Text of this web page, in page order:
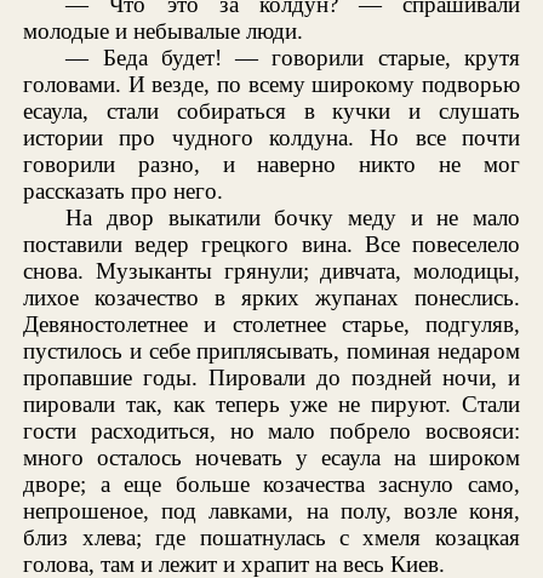
молодые и небывалые люди.
— Беда будет! — говорили старые, крутя
головами. И везде, по всему широкому подворью
есаула, стали собираться в кучки и слушать
истории про чудного колдуна. Но все почти
говорили разно, и наверно никто не мог
рассказать про него.
На двор выкатили бочку меду и не мало
поставили ведер грецкого вина. Все повеселело
снова. Музыканты грянули; дивчата, молодицы,
лихое козачество в ярких жупанах понеслись.
Девяностолетнее и столетнее старье, подгуляв,
пустилось и себе приплясывать, поминая недаром
пропавшие годы. Пировали до поздней ночи, и
пировали так, как теперь уже не пируют. Стали
гости расходиться, но мало побрело восвояси:
много осталось ночевать у есаула на широком
дворе; а еще больше козачества заснуло само,
непрошеное, под лавками, на полу, возле коня,
близ хлева; где пошатнулась с хмеля козацкая
голова, там и лежит и храпит на весь Киев.